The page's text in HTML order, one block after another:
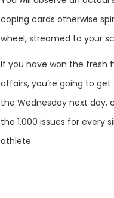
coping cards otherwise
wheel, streamed to your
If you have won the fresh
affairs, you’re going to
the Wednesday next day,
the 1,000 issues for every
athlete